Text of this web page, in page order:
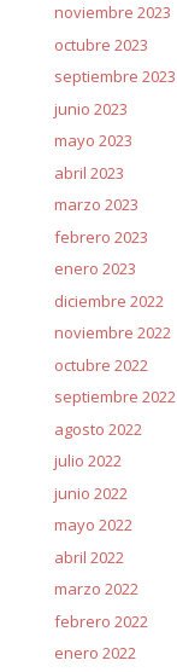
noviembre 2023
octubre 2023
septiembre 2023
junio 2023
mayo 2023
abril 2023
marzo 2023
febrero 2023
enero 2023
diciembre 2022
noviembre 2022
octubre 2022
septiembre 2022
agosto 2022
julio 2022
junio 2022
mayo 2022
abril 2022
marzo 2022
febrero 2022
enero 2022